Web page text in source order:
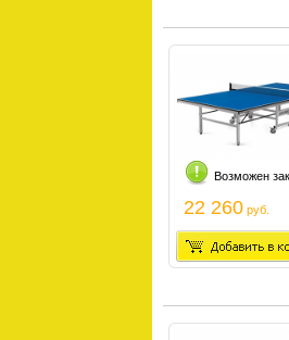
Возможен
22 260 руб.